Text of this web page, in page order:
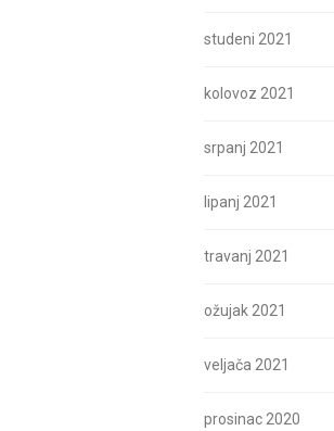
studeni 2021
kolovoz 2021
srpanj 2021
lipanj 2021
travanj 2021
ožujak 2021
veljača 2021
prosinac 2020